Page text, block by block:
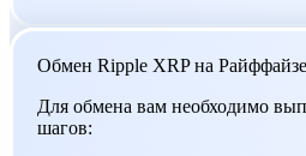
Обмен Ripple XRP на
Для обмена вам необходимо
шагов: